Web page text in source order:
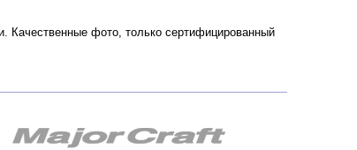
Качественные фото, только сертифицированный